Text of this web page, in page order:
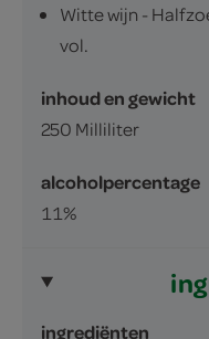
Witte wijn -
vol.
inhoud en gewicht
250 Milliliter
alcoholpercentage
11%
ingrediënten